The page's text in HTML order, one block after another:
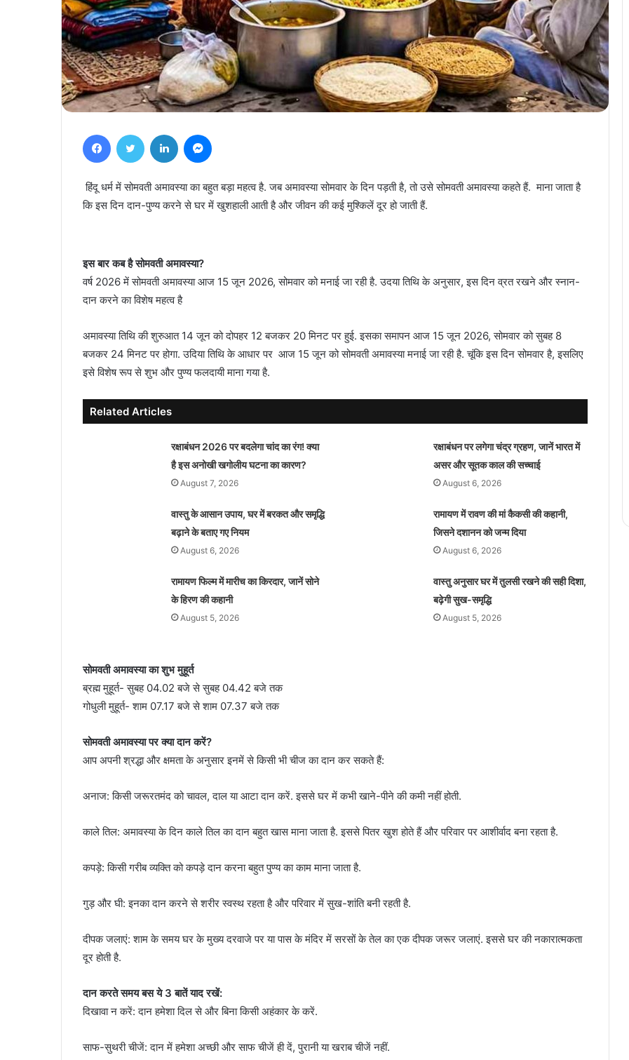
हिंदू धर्म में सोमवती अमावस्या का बहुत बड़ा महत्व है. जब अमावस्या सोमवार के दिन पड़ती है, तो उसे सोमवती अमावस्या कहते हैं. माना जाता है
कि इस दिन दान-पुण्य करने से घर में खुशहाली आती है और जीवन की कई मुश्किलें दूर हो जाती हैं.
इस बार कब है सोमवती अमावस्या?
वर्ष 2026 में सोमवती अमावस्या आज 15 जून 2026, सोमवार को मनाई जा रही है. उदया तिथि के अनुसार, इस दिन व्रत रखने और स्नान-
दान करने का विशेष महत्व है
अमावस्या तिथि की शुरुआत 14 जून को दोपहर 12 बजकर 20 मिनट पर हुई. इसका समापन आज 15 जून 2026, सोमवार को सुबह 8
बजकर 24 मिनट पर होगा. उदिया तिथि के आधार पर आज 15 जून को सोमवती अमावस्या मनाई जा रही है. चूंकि इस दिन सोमवार है, इसलिए
इसे विशेष रूप से शुभ और पुण्य फलदायी माना गया है.
Related Articles
रक्षाबंधन 2026 पर बदलेगा चांद का रंग! क्या
है इस अनोखी खगोलीय घटना का कारण?
August 7, 2026
रक्षाबंधन पर लगेगा चंद्र ग्रहण, जानें भारत में
असर और सूतक काल की सच्चाई
August 6, 2026
वास्तु के आसान उपाय, घर में बरकत और समृद्धि
बढ़ाने के बताए गए नियम
August 6, 2026
रामायण में रावण की मां कैकसी की कहानी,
जिसने दशानन को जन्म दिया
August 6, 2026
रामायण फिल्म में मारीच का किरदार, जानें सोने
के हिरण की कहानी
August 5, 2026
वास्तु अनुसार घर में तुलसी रखने की सही दिशा,
बढ़ेगी सुख-समृद्धि
August 5, 2026
सोमवती अमावस्या का शुभ मुहूर्त
ब्रह्म मुहूर्त- सुबह 04.02 बजे से सुबह 04.42 बजे तक
गोधुली मुहूर्त- शाम 07.17 बजे से शाम 07.37 बजे तक
सोमवती अमावस्या पर क्या दान करें?
आप अपनी श्रद्धा और क्षमता के अनुसार इनमें से किसी भी चीज का दान कर सकते हैं:
अनाज: किसी जरूरतमंद को चावल, दाल या आटा दान करें. इससे घर में कभी खाने-पीने की कमी नहीं होती.
काले तिल: अमावस्या के दिन काले तिल का दान बहुत खास माना जाता है. इससे पितर खुश होते हैं और परिवार पर आशीर्वाद बना रहता है.
कपड़े: किसी गरीब व्यक्ति को कपड़े दान करना बहुत पुण्य का काम माना जाता है.
गुड़ और घी: इनका दान करने से शरीर स्वस्थ रहता है और परिवार में सुख-शांति बनी रहती है.
दीपक जलाएं: शाम के समय घर के मुख्य दरवाजे पर या पास के मंदिर में सरसों के तेल का एक दीपक जरूर जलाएं. इससे घर की नकारात्मकता
दूर होती है.
दान करते समय बस ये 3 बातें याद रखें:
दिखावा न करें: दान हमेशा दिल से और बिना किसी अहंकार के करें.
साफ-सुथरी चीजें: दान में हमेशा अच्छी और साफ चीजें ही दें, पुरानी या खराब चीजें नहीं.